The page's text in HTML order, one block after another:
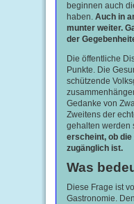
beginnen auch
haben. Auch in
munter weiter.
der
Die öffentliche
Punkte. Die
schützende
Gedanke von
Zweitens der
gehalten werden
erscheint, ob
zugänglich ist.
Was
Diese Frage ist
Gastronomie.